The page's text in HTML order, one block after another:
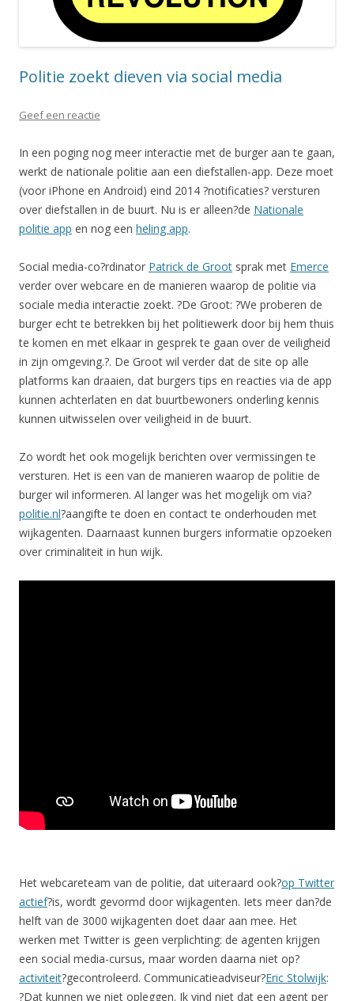
Politie zoekt dieven via social media
Geef een reactie
In een poging nog meer interactie met de burger aan te gaan,
werkt de nationale politie aan een diefstallen-app. Deze moet
(voor iPhone en Android) eind 2014 ?notificaties? versturen
over diefstallen in de buurt. Nu is er alleen?de Nationale
politie app en nog een heling app.
Social media-co?rdinator Patrick de Groot sprak met Emerce
verder over webcare en de manieren waarop de politie via
sociale media interactie zoekt. ?De Groot: ?We proberen de
burger echt te betrekken bij het politiewerk door bij hem thuis
te komen en met elkaar in gesprek te gaan over de veiligheid
in zijn omgeving.?. De Groot wil verder dat de site op alle
platforms kan draaien, dat burgers tips en reacties via de app
kunnen achterlaten en dat buurtbewoners onderling kennis
kunnen uitwisselen over veiligheid in de buurt.
Zo wordt het ook mogelijk berichten over vermissingen te
versturen. Het is een van de manieren waarop de politie de
burger wil informeren. Al langer was het mogelijk om via?
politie.nl?aangifte te doen en contact te onderhouden met
wijkagenten. Daarnaast kunnen burgers informatie opzoeken
over criminaliteit in hun wijk.
Het webcareteam van de politie, dat uiteraard ook?op Twitter
actief?is, wordt gevormd door wijkagenten. Iets meer dan?de
helft van de 3000 wijkagenten doet daar aan mee. Het
werken met Twitter is geen verplichting: de agenten krijgen
een social media-cursus, maar worden daarna niet op?
activiteit?gecontroleerd. Communicatieadviseur?Eric Stolwijk:
?Dat kunnen we niet opleggen. Ik vind niet dat een agent per